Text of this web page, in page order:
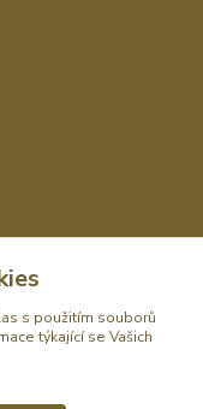
s použitím souborů
týkající se Vašich